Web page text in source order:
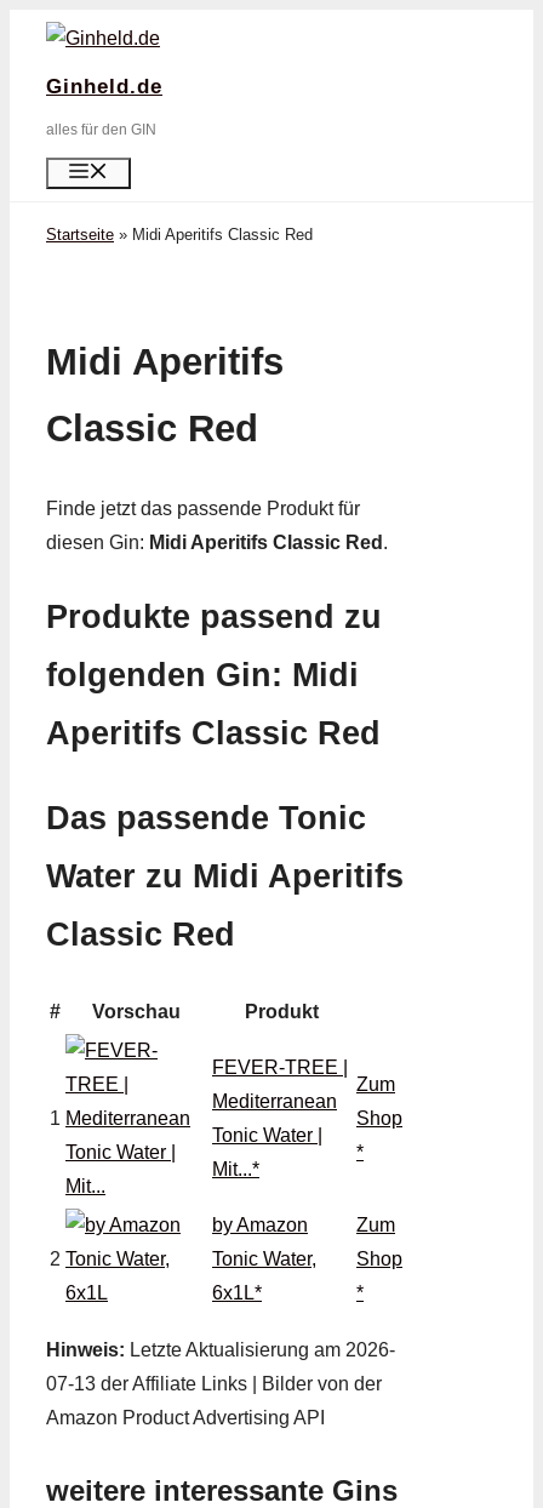
Zum
springen
Ginheld.de
alles für den GIN
Startseite » Midi Aperitifs Classic Red
Midi Aperitifs
Classic Red
Finde jetzt das passende Produkt für
diesen Gin: Midi Aperitifs Classic Red .
Produkte passend zu
folgenden Gin: Midi
Aperitifs Classic Red
Das passende Tonic
Water zu Midi Aperitifs
Classic Red
# Vorschau Produkt
1
FEVER-TREE |
Mediterranean
Tonic Water |
Mit...*
Zum
Shop
*
2
by Amazon
Tonic Water,
6x1L*
Zum
Shop
*
Hinweis: Letzte Aktualisierung am 2026-
07-13 der Affiliate Links | Bilder von der
Amazon Product Advertising API
weitere interessante Gins